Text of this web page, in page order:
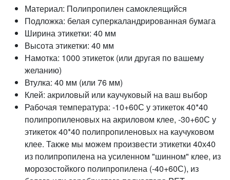
Материал: Полипропилен самоклеящийся
Подложка: белая суперкаландрированная бумага
Ширина этикетки: 40 мм
Высота этикетки: 40 мм
Намотка: 1000 этикеток (или другая по вашему
желанию)
Втулка: 40 мм (или 76 мм)
Клей: акриловый или каучуковый на ваш выбор
Рабочая температура: -10+60С у этикеток 40*40
полипропиленовых на акриловом клее, -30+60С у
этикеток 40*40 полипропиленовых на каучуковом
клее. Также мы можем произвести этикетки 40х40
из полипропилена на усиленном "шинном" клее, из
морозостойкого полипропилена (-40+60С), из